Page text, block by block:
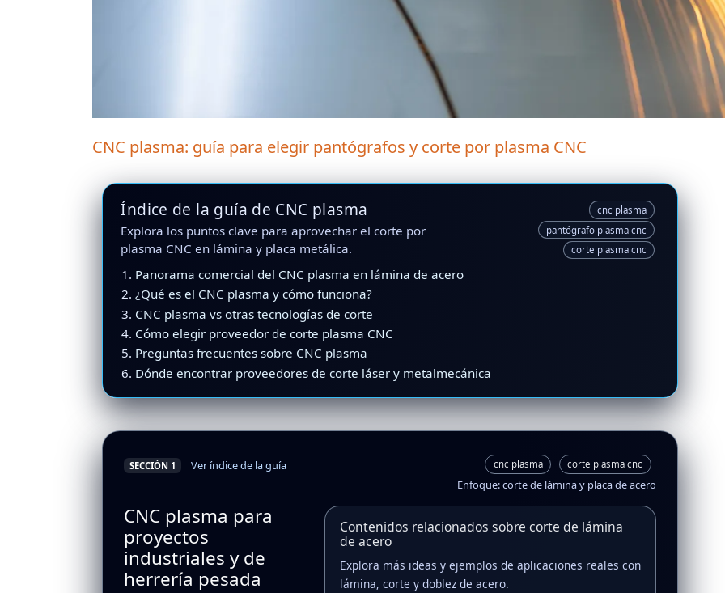
CNC plasma: guía para elegir pantógrafos y corte por plasma CNC
Índice de la guía de CNC plasma
Explora los puntos clave para aprovechar el corte por
plasma CNC en lámina y placa metálica.
cnc plasma
pantógrafo plasma cnc
corte plasma cnc
Panorama comercial del CNC plasma en lámina de acero
¿Qué es el CNC plasma y cómo funciona?
CNC plasma vs otras tecnologías de corte
Cómo elegir proveedor de corte plasma CNC
Preguntas frecuentes sobre CNC plasma
Dónde encontrar proveedores de corte láser y metalmecánica
SECCIÓN 1 Ver índice de la guía cnc plasma corte plasma cnc
Enfoque: corte de lámina y placa de acero
CNC plasma para
proyectos
industriales y de
herrería pesada
Contenidos relacionados sobre corte de lámina
de acero
Explora más ideas y ejemplos de aplicaciones reales con
lámina, corte y doblez de acero.